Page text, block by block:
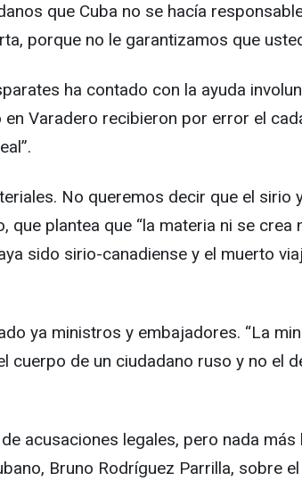
que Cuba no se hacía
porque no le garantizamos que
ha contado con la ayuda
Varadero recibieron por error el
No queremos decir que el
plantea que “la materia ni se
sido sirio-canadiense y el muerto
ya ministros y embajadores. “La
de un ciudadano ruso y no el
acusaciones legales, pero nada
Bruno Rodríguez Parrilla, sobre